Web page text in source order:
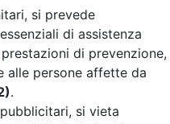
si prevede
di assistenza
di prevenzione,
alle persone affette da
.
si vieta